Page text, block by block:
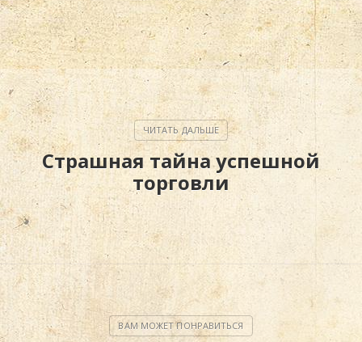
Страшная тайна успешной
торговли